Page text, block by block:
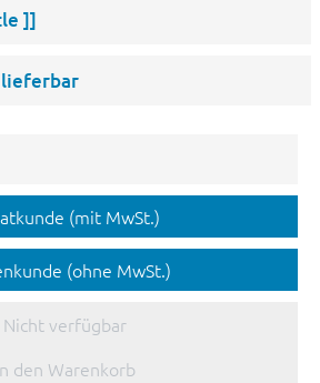
]]
(mit MwSt.)
(ohne MwSt.)
Nicht verfügbar
den Warenkorb